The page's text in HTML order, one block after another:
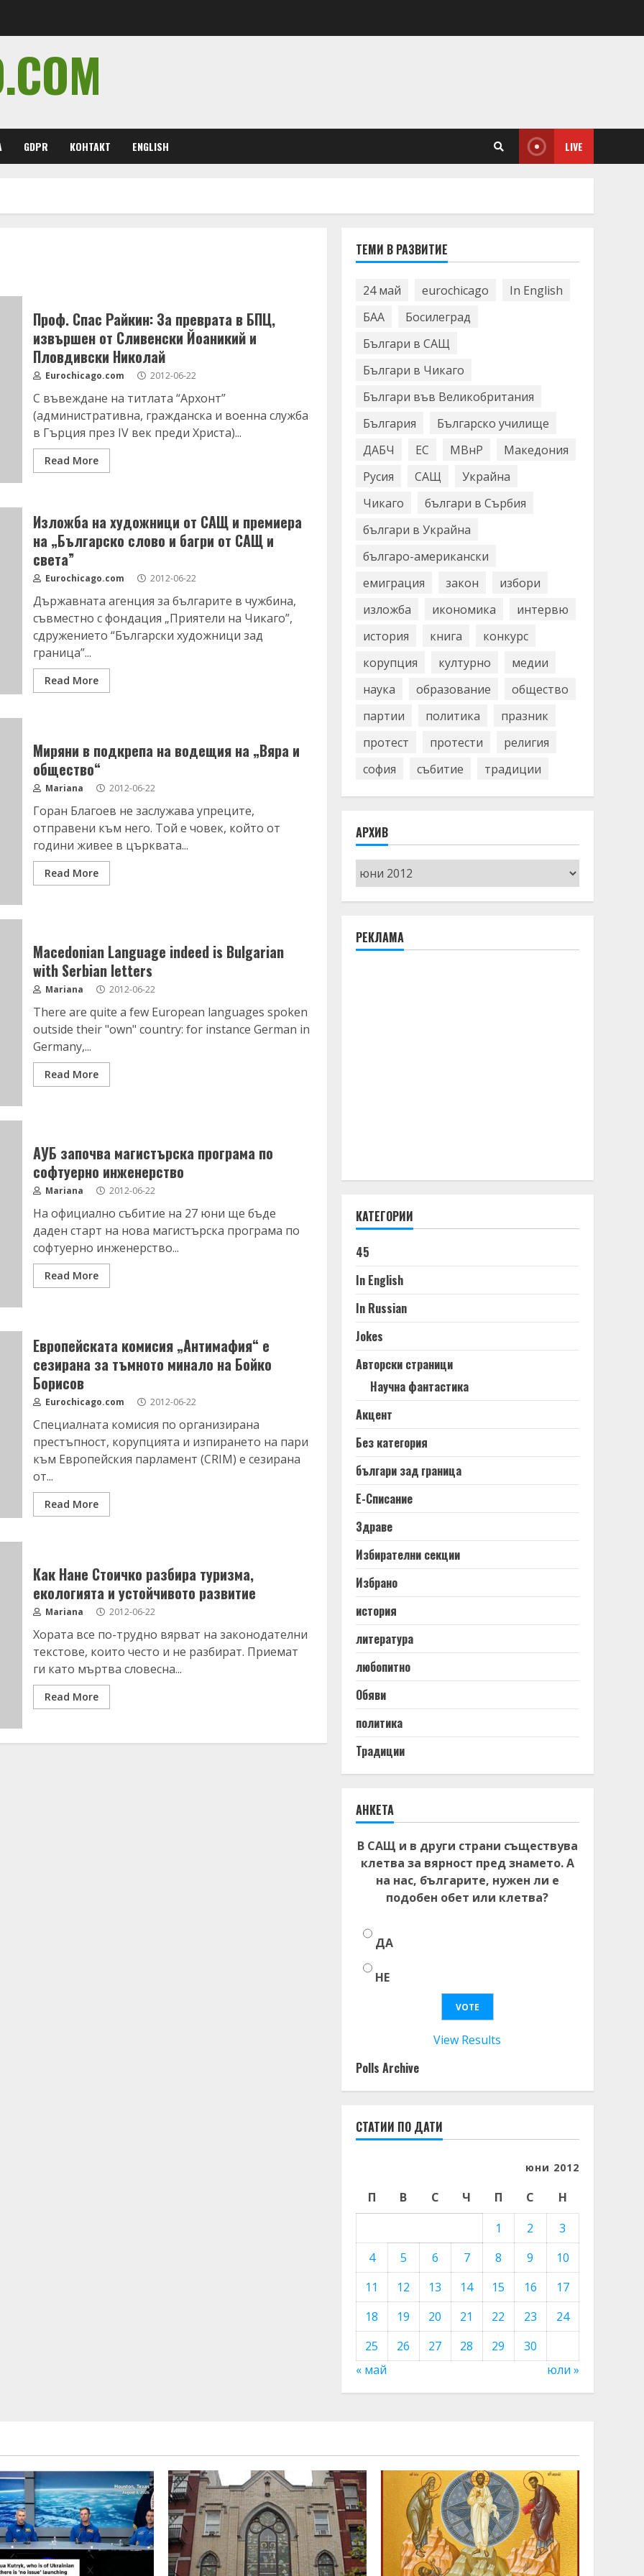
GDPR КОНТАКТ ENGLISH LIVE
Проф. Спас Райкин: За преврата в БПЦ,
извършен от Сливенски Йоаникий и
Пловдивски Николай
Eurochicago.com 2012-06-22
С въвеждане на титлата “Архонт”
(административна, гражданска и военна служба
в Гърция през ІV век преди Христа)...
Read More
Изложба на художници от САЩ и премиера
на „Българско слово и багри от САЩ и
света”
Eurochicago.com 2012-06-22
Държавната агенция за българите в чужбина,
съвместно с фондация „Приятели на Чикаго”,
сдружението “Български художници зад
граница”...
Read More
Миряни в подкрепа на водещия на „Вяра и
общество“
Mariana 2012-06-22
Горан Благоев не заслужава упреците,
отправени към него. Той е човек, който от
години живее в църквата...
Read More
Macedonian Language indeed is Bulgarian
with Serbian letters
Mariana 2012-06-22
There are quite a few European languages spoken
outside their "own" country: for instance German in
Germany,...
Read More
АУБ започва магистърска програма по
софтуерно инженерство
Mariana 2012-06-22
На официално събитие на 27 юни ще бъде
даден старт на нова магистърска програма по
софтуерно инженерство...
Read More
Европейската комисия „Антимафия“ е
сезирана за тъмното минало на Бойко
Борисов
Eurochicago.com 2012-06-22
Специалната комисия по организирана
престъпност, корупцията и изпирането на пари
към Европейския парламент (CRIM) е сезирана
от...
Read More
Как Нане Стоичко разбира туризма,
екологията и устойчивото развитие
Mariana 2012-06-22
Хората все по-трудно вярват на законодателни
текстове, които често и не разбират. Приемат
ги като мъртва словесна...
Read More
ТЕМИ В РАЗВИТИЕ
24 май eurochicago
In English
БАА
Босилеград
Българи в САЩ
Българи в Чикаго
Българи във Великобритания
България
Българско училище
ДАБЧ
ЕС МВнР
Македония
Русия
САЩ
Украйна
Чикаго
българи в Сърбия
българи в Украйна
българо-американски
емиграция
закон
избори
изложба
икономика
интервю
история
книга
конкурс
корупция
културно
медии
наука
образование
общество
партии
политика
празник
протест
протести
религия
софия
събитие традиции
АРХИВ
Архив
РЕКЛАМА
КАТЕГОРИИ
45
In English
In Russian
Jokes
Авторски страници
Научна фантастика
Акцент
Без категория
българи зад граница
Е-Списание
Здраве
Избирателни секции
Избрано
история
литература
любопитно
Обяви
политика
Традиции
АНКЕТА
В САЩ и в други страни съществува
клетва за вярност пред знамето. А
на нас, българите, нужен ли е
подобен обет или клетва?
ДА
НЕ
View Results
Polls Archive
СТАТИИ ПО ДАТИ
юни 2012
П В С Ч П С
Н
1
2
3
4
5 6 7 8 9
10
11
12 13 14 15 16
17
18
19 20 21 22 23
24
25
26 27 28 29
30
« май
юли »